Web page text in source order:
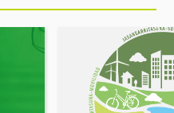
MUGIKORTASUN
FOROA
Partekatu